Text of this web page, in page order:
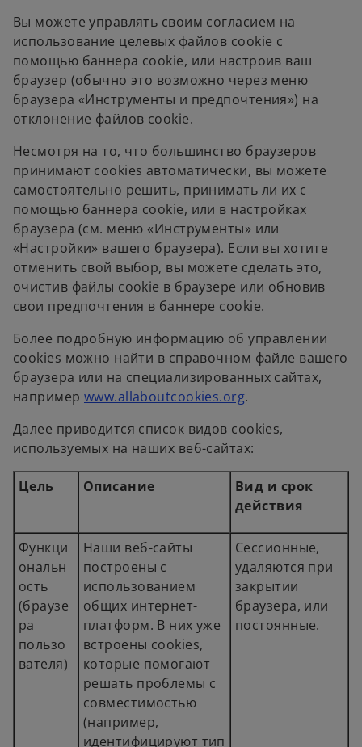
Вы можете управлять своим согласием на
использование целевых файлов cookie с
помощью баннера cookie, или настроив ваш
браузер (обычно это возможно через меню
браузера «Инструменты и предпочтения») на
отклонение файлов cookie.
Несмотря на то, что большинство браузеров
принимают cookies автоматически, вы можете
самостоятельно решить, принимать ли их с
помощью баннера cookie, или в настройках
браузера (см. меню «Инструменты» или
«Настройки» вашего браузера). Если вы хотите
отменить свой выбор, вы можете сделать это,
очистив файлы cookie в браузере или обновив
свои предпочтения в баннере cookie.
Более подробную информацию об управлении
cookies можно найти в справочном файле вашего
браузера или на специализированных сайтах,
например www.allaboutcookies.orgo
e
n
s
i
n
a
n
e
w
t
a
.
Далее приводится список видов cookies,
используемых на наших веб-сайтах:
Цель Описание
Вид и срок
действия
Функци
ональн
ость
(браузе
ра
пользо
вателя)
Наши веб-сайты
построены с
использованием
общих интернет-
платформ. В них уже
встроены cookies,
которые помогают
решать проблемы с
совместимостью
(например,
идентифицируют тип
Сессионные,
удаляются при
закрытии
браузера, или
постоянные.